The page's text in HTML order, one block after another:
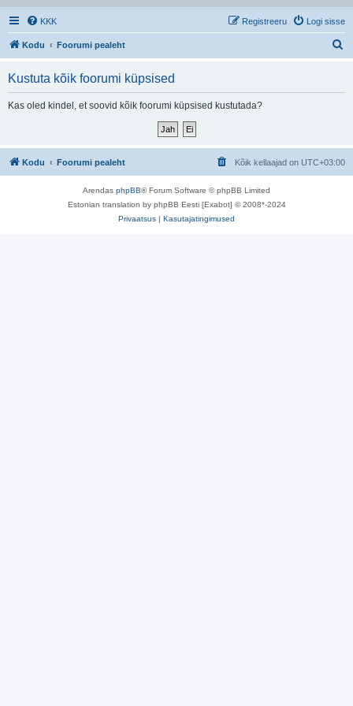
KKK Logi sisse
Registreeru
Kodu Foorumi pealeht
Kustuta kõik foorumi küpsised
Kas oled kindel, et soovid kõik foorumi küpsised kustutada?
Kodu Foorumi pealeht Kõik kellaajad on UTC+03:00
Arendas phpBB® Forum Software © phpBB Limited
Estonian translation by phpBB Eesti [Exabot] © 2008*-2024
Privaatsus | Kasutajatingimused